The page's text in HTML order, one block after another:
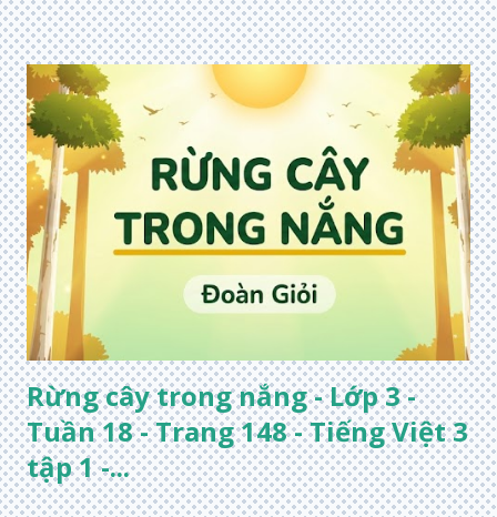
Rừng cây trong nắng - Lớp 3 -
Tuần 18 - Trang 148 - Tiếng Việt 3
tập 1 -...